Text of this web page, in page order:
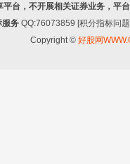
台，不开展相关证券业务，平
服务 QQ:76073859 [积分指标问
Copyright © 好股网